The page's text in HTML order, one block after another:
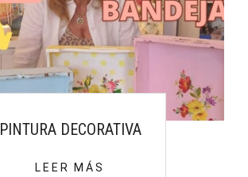
PINTURA DECORATIVA
LEER MÁS